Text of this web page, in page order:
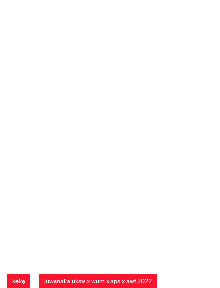
kękę juwenalia uksw x wum x aps x awf 2022